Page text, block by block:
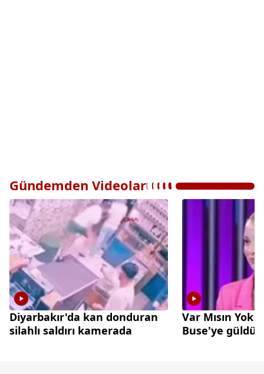
Gündemden Videolar
Diyarbakır'da kan donduran
silahlı saldırı kamerada
Var Mısın Yok
Buse'ye güldü